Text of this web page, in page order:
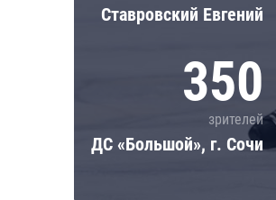
Ставровский Евгений
350
зрителей
ДС «Большой», г. Сочи